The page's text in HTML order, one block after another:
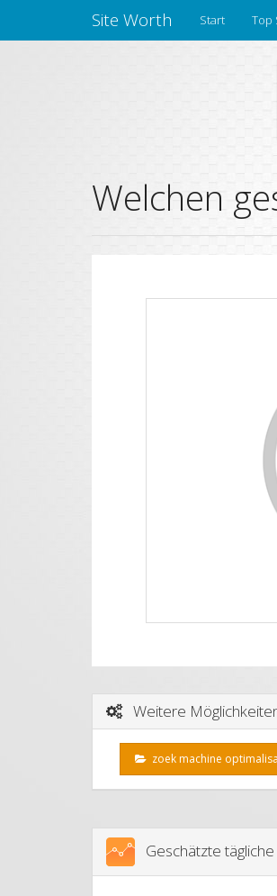
Site Worth Start Top
Welchen
Weitere
zoek machine
Geschätzte